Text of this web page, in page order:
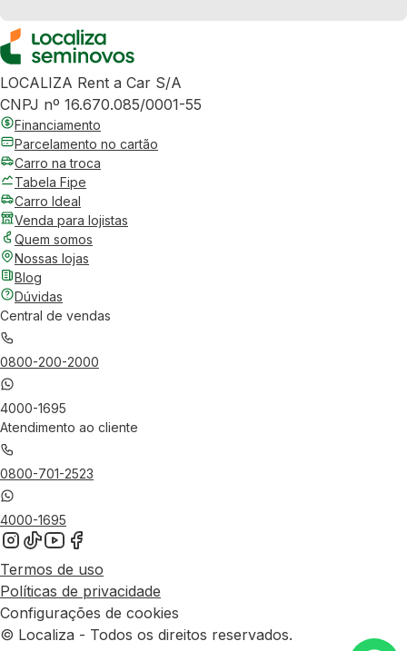
LOCALIZA Rent a Car S/A
CNPJ nº 16.670.085/0001-55
Financiamento
Parcelamento no cartão
Carro na troca
Tabela Fipe
Carro Ideal
Venda para lojistas
Quem somos
Nossas lojas
Blog
Dúvidas
Central de vendas
0800-200-2000
4000-1695
Atendimento ao cliente
0800-701-2523
4000-1695
Termos de uso
Políticas de privacidade
Configurações de cookies
© Localiza - Todos os direitos reservados.